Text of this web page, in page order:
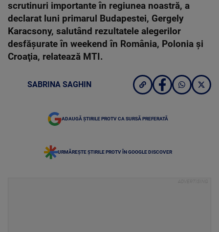
scrutinuri importante în regiunea noastră, a
declarat luni primarul Budapestei, Gergely
Karacsony, salutând rezultatele alegerilor
desfăşurate în weekend în România, Polonia şi
Croaţia, relatează MTI.
SABRINA SAGHIN
ADAUGĂ ȘTIRILE PROTV CA SURSĂ PREFERATĂ
URMĂREȘTE ȘTIRILE PROTV ÎN GOOGLE DISCOVER